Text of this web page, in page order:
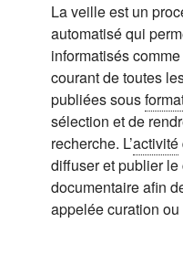
La veille est un
automatisé qui
informatisés
courant de toutes
publiées sous
sélection et de
recherche. L’activité
diffuser et publier
documentaire afin
appelée curation